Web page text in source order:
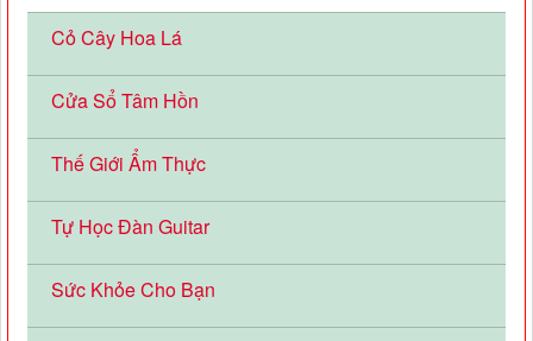
Cỏ Cây Hoa Lá
Cửa Sổ Tâm Hồn
Thế Giới Ẩm Thực
Tự Học Đàn Guitar
Sức Khỏe Cho Bạn